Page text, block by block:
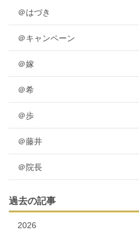
＠はづき
＠キャンペーン
＠嫁
＠希
＠歩
＠藤井
＠院長
過去の記事
2026